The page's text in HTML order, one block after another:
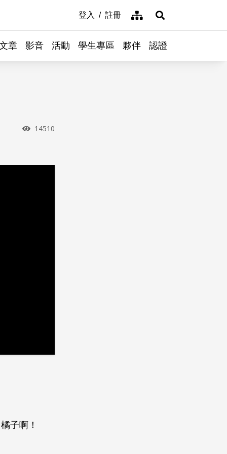
登入 註冊 網站導覽展開搜尋
章 影音 活動 學生專區 夥伴 認證
瀏覽次數
14510
橘子啊！